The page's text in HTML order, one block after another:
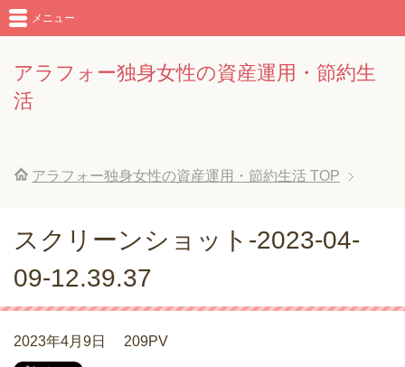
アラフォー独身女性の資産運用・節約生
活
メニュー
アラフォー独身女性の資産運用・節約生活 TOP
スクリーンショット-2023-04-
09-12.39.37
2023年4月9日 209PV